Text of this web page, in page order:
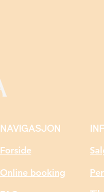
NAVIGASJON
Forside
Online booking